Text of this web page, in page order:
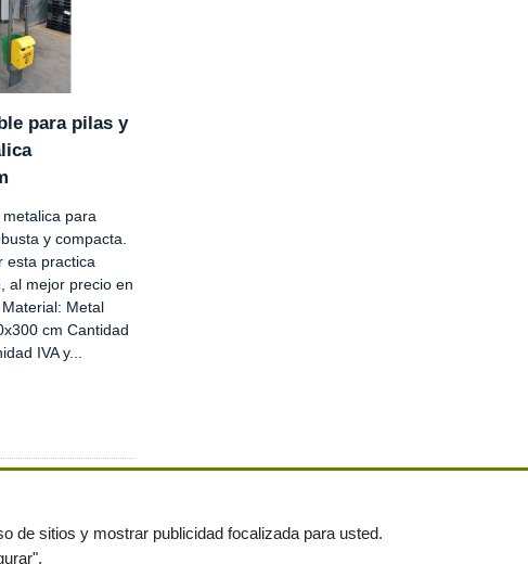
para pilas y
para
y compacta.
esta practica
al mejor precio en
Metal
cm Cantidad
IVA y...
de sitios y mostrar publicidad focalizada para usted.